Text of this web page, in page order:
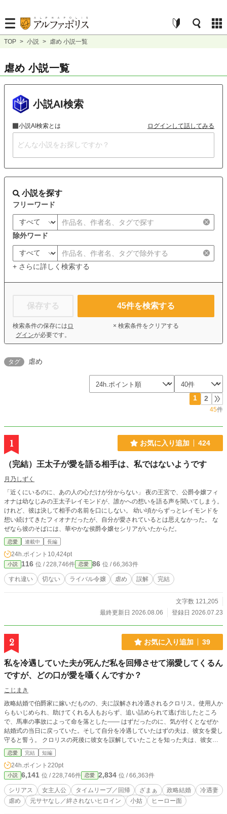
TOP > 小説 > 虐め 小説一覧
虐め 小説一覧
小説AI検索
小説AI検索とは ログインして話してみる
小説を探す
フリーワード
除外ワード
+ さらに詳しく検索する
保存する
検索条件の保存には ロ
グインが必要です。
45件を検索する
× 検索条件をクリアする
タグ 虐め
1 2
45件
1 お気に入り追加 424
（完結）王太子が愛を語る相手は、私ではないようです
月乃しずく
「近くにいるのに、あの人の心だけが分からない」 夜の王宮で、公爵令嬢フィ
オナは幼なじみの王太子レイモンドが、誰かへの想いを語る声を聞いてしまう。
けれど、彼は決して相手の名前を口にしない。 幼い頃からずっとレイモンドを
想い続けてきたフィオナだったが、自分が愛されているとは思えなかった。 な
ぜなら彼のそばには、華やかな侯爵令嬢セシリアがいたからだ。
恋愛 連載中 長編
24h.ポイント 10,424pt
小説 116 位 / 228,746件 恋愛 86 位 / 66,363件
すれ違い 切ない ライバル令嬢 虐め 誤解 完結
文字数 121,205
最終更新日 2026.08.06
登録日 2026.07.23
2 お気に入り追加 39
私を冷遇していた夫が死んだ私を回帰させて溺愛してくるん
ですが、どの口が愛を囁くんですか？
こじまき
政略結婚で伯爵家に嫁いだものの、夫に誤解され冷遇されるクロリス。使用人か
らもいじめられ、助けてくれる人もおらず、追い詰められて逃げ出したところ
で、馬車の事故によって命を落とした―― はずだったのに、気が付くとなぜか
結婚式の当日に戻っていた。そして自分を冷遇していたはずの夫は、彼女を愛し
守ると誓う。 クロリスの死後に彼女を誤解していたことを知った夫は、彼女と
やり直そうと、彼女と自分の魂を過去に戻していたのだった。 「私が君の忠実
な騎士になる。君が傷つかないように、私が守るから」 ――一体、どの口がお
っしゃるの？ ※小説家になろうにも投稿しています
恋愛 完結 短編
24h.ポイント 220pt
小説 6,141 位 / 228,746件 恋愛 2,834 位 / 66,363件
シリアス 女主人公 タイムリープ／回帰 ざまぁ 政略結婚
冷遇妻
虐め
元サヤなし／絆されないヒロイン 小姑 ヒーロー面